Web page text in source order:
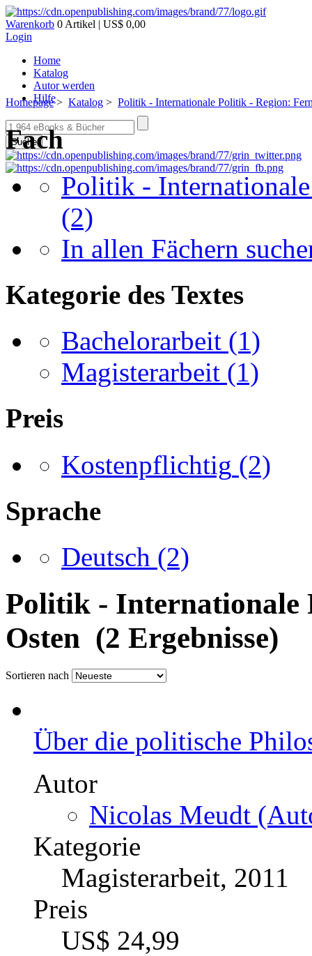
Warenkorb 0 Artikel | US$ 0,00
Login
Home
Katalog
Autor werden
Hilfe
Suche
Homepage> Katalog > Politik - Internationale Politik - Region:
Fach
Politik -
(2)
In allen Fächern
Kategorie des Textes
Bachelorarbeit (1)
Magisterarbeit (1)
Preis
Kostenpflichtig (2)
Sprache
Deutsch (2)
Politik - Internationale
Osten (2 Ergebnisse)
Sortieren nach
Über die politische
Autor
Nicolas Meudt
Kategorie
Magisterarbeit, 2011
Preis
US$ 24,99